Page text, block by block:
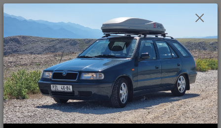
Menu
Hledat
Po - Pá 9:00 - 17:00
0,00 Kč
Úvod Části motoru Setrvačníky Odlehčený setrvačník Felicia 1.6MPI
Odlehčený setrvačník Felicia